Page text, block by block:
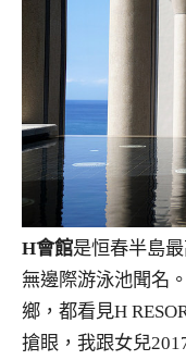
H會館是恒春半島
無邊際游泳池聞名
鄉，都看見H
搶眼，我跟女兒